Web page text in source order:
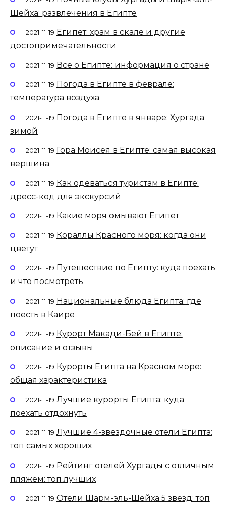
Шейха: развлечения в Египте
2021-11-19 Египет: храм в скале и другие
достопримечательности
2021-11-19 Все о Египте: информация о стране
2021-11-19 Погода в Египте в феврале:
температура воздуха
2021-11-19 Погода в Египте в январе: Хургада
зимой
2021-11-19 Гора Моисея в Египте: самая высокая
вершина
2021-11-19 Как одеваться туристам в Египте:
дресс-код для экскурсий
2021-11-19 Какие моря омывают Египет
2021-11-19 Кораллы Красного моря: когда они
цветут
2021-11-19 Путешествие по Египту: куда поехать
и что посмотреть
2021-11-19 Национальные блюда Египта: где
поесть в Каире
2021-11-19 Курорт Макади-Бей в Египте:
описание и отзывы
2021-11-19 Курорты Египта на Красном море:
общая характеристика
2021-11-19 Лучшие курорты Египта: куда
поехать отдохнуть
2021-11-19 Лучшие 4-звездочные отели Египта:
топ самых хороших
2021-11-19 Рейтинг отелей Хургады с отличным
пляжем: топ лучших
2021-11-19 Отели Шарм-эль-Шейха 5 звезд: топ